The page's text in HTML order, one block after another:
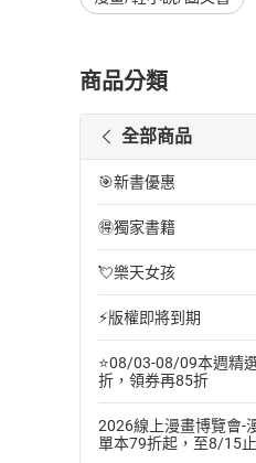
商品分類
全部商品
🎯新書優惠
🉐獨家書籍
💘樂天女孩
⚡版權即將到期
⭐08/03-08/09本週精
折，領券再85折
2026線上漫畫博覽會-
單本79折起，至8/15止